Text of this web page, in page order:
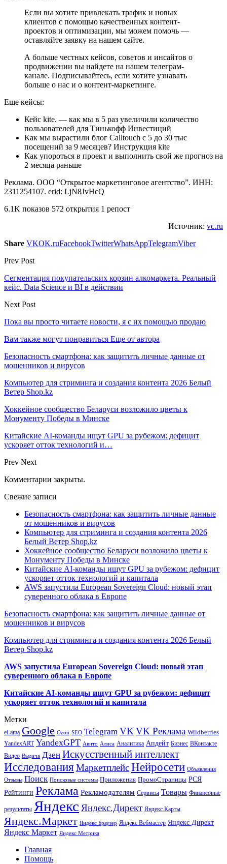
Если вы хотите привлекать трафик и новых
клиентов с помощью качественных контент-
проектов и оптимизации, мы можем помочь ―
оставляйте заявку на нашем сайте.
А больше честных кейсов, советов и инсайтов о
продвижении вы найдете на нашем телеграм-
канале. Подписывайтесь, если хотите узнавать
больше о нас и о контент-маркетинге.
Еще кейсы:
Кейс kite. — как мы в 5 раз увеличили количество
пользователей для Тинькофф Инвестиций
Как мы вырастили блог Calltouch с 5 до 30 тыс
посещений за 9 месяцев? Инструкция kite
Как упороться в проект и выполнить свой же прогноз на
2 месяца раньше
Реклама. ООО “Открытое маркетинговое агентство”. ИНН:
2311254107. erid: LjN8JvHcQ
6.1K показов 572 открытия 1 репост
Источник: vc.ru
Share VKOK.ruFacebookTwitterWhatsAppTelegramViber
Prev Post
Сегментация покупательских корзин алкомаркета. Реальный
кейс. Data Science и BI в действии
Next Post
Пока вы просто читаете новости, я с их помощью продаю
Вам также могут понравиться Еще от автора
Безопасность смартфона: как защитить личные данные от
мошенников и вирусов
Компьютер для стриминга и создания контента 2026 Белый
Ветер Shop.kz
Хоккейное сообщество Беларуси возложило цветы к
Монументу Победы в Минске
Китайские AI-команды ищут GPU за рубежом: дефицит
ускоряет отток технологий и…
Prev Next
Комментарии закрыты.
Свежие записи
Безопасность смартфона: как защитить личные данные
от мошенников и вирусов
Компьютер для стриминга и создания контента 2026
Белый Ветер Shop.kz
Хоккейное сообщество Беларуси возложило цветы к
Монументу Победы в Минске
Китайские AI-команды ищут GPU за рубежом: дефицит
ускоряет отток технологий и капитала
AWS запустила European Sovereign Cloud: новый этап
суверенного облака в Европе
Безопасность смартфона: как защитить личные данные от
мошенников и вирусов
Компьютер для стриминга и создания контента 2026 Белый
Ветер Shop.kz
AWS запустила European Sovereign Cloud: новый этап
суверенного облака в Европе
Китайские AI-команды ищут GPU за рубежом: дефицит
ускоряет отток технологий и капитала
Метки
eLama Google Ozon SEO Telegram VK VK Реклама Wildberries
YandexART YandexGPT Авито Алиса Аналитика Апдейт Бизнес ВКонтакте
Видео Выдача Дзен Искусственный интеллект
Исследования МаркетплейсНейросети Объявления
Отзывы Поиск Поисковые системы Приложения ПромоСтраницы РСЯ
Рейтинги Реклама Рекламодателям Сервисы Товары Финансовые
результаты Яндекс Яндекс.Директ Яндекс.Карты
Яндекс.Маркет Яндекс Браузер Яндекс Вебмастер Яндекс Директ
Яндекс Маркет Яндекс Метрика
Главная
Помощь